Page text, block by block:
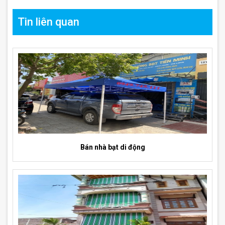
Tin liên quan
Bán nhà bạt di động